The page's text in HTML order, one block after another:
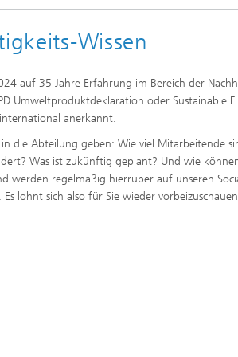
Wissen
auf 35 Jahre Erfahrung im Bereich der
Umweltproduktdeklaration oder Sustainable
anerkannt.
die Abteilung geben: Wie viel Mitarbeitende
Was ist zukünftig geplant? Und wie
werden regelmäßig hierrüber auf unseren
lohnt sich also für Sie wieder